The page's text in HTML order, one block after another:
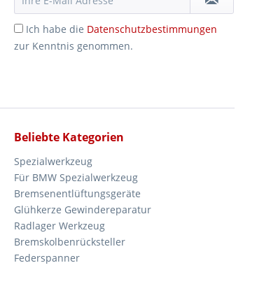
Ich habe die Datenschutzbestimmungen
zur Kenntnis genommen.
Beliebte Kategorien
Spezialwerkzeug
Für BMW Spezialwerkzeug
Bremsenentlüftungsgeräte
Glühkerze Gewindereparatur
Radlager Werkzeug
Bremskolbenrücksteller
Federspanner